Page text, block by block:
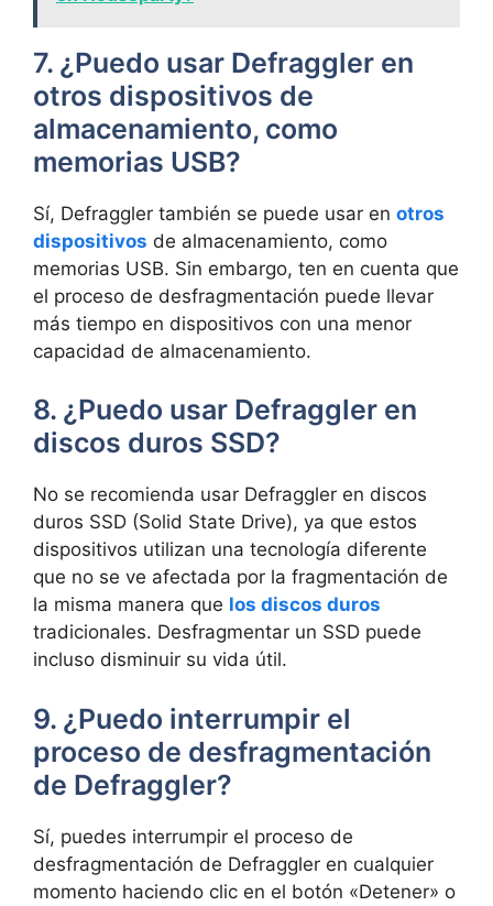
7. ¿Puedo usar Defraggler en
otros dispositivos de
almacenamiento, como
memorias USB?
Sí, Defraggler también se puede usar en otros
dispositivos de almacenamiento, como
memorias USB. Sin embargo, ten en cuenta que
el proceso de desfragmentación puede llevar
más tiempo en dispositivos con una menor
capacidad de almacenamiento.
8. ¿Puedo usar Defraggler en
discos duros SSD?
No se recomienda usar Defraggler en discos
duros SSD (Solid State Drive), ya que estos
dispositivos utilizan una tecnología diferente
que no se ve afectada por la fragmentación de
la misma manera que los discos duros
tradicionales. Desfragmentar un SSD puede
incluso disminuir su vida útil.
9. ¿Puedo interrumpir el
proceso de desfragmentación
de Defraggler?
Sí, puedes interrumpir el proceso de
desfragmentación de Defraggler en cualquier
momento haciendo clic en el botón «Detener» o